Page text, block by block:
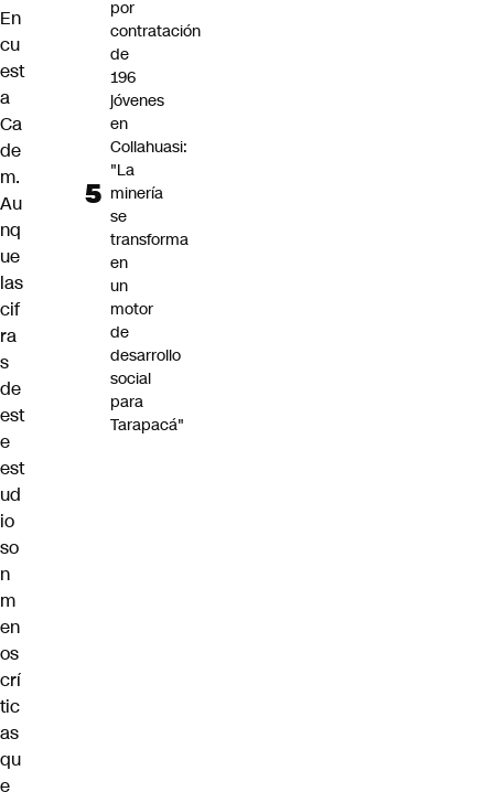
En
cu
est
a
Ca
de
m.
Au
nq
ue
las
cif
ra
s
de
est
e
est
ud
io
so
n
m
en
os
crí
tic
as
qu
e
por
contratación
de
196
jóvenes
en
Collahuasi:
"La
minería
se
transforma
en
un
motor
de
desarrollo
social
para
Tarapacá"